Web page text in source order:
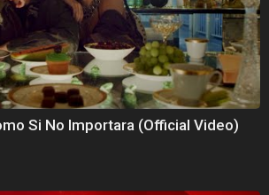
Si No Importara (Official Video)